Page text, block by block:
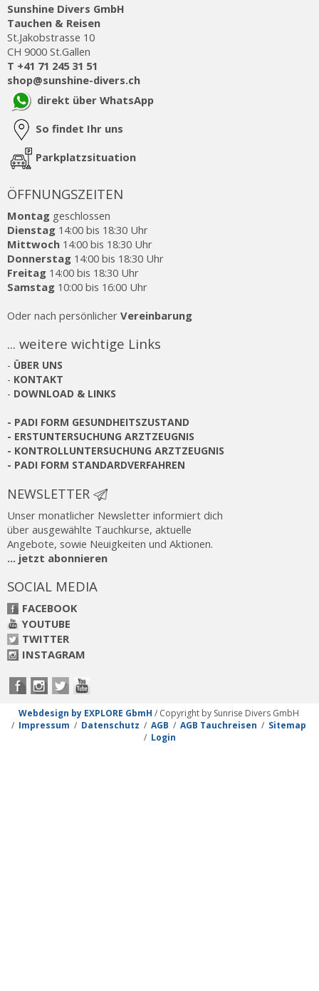
Sunshine Divers GmbH
Tauchen & Reisen
St.Jakobstrasse 10
CH 9000 St.Gallen
T +41 71 245 31 51
shop@sunshine-divers.ch
direkt über WhatsApp
So findet Ihr uns
Parkplatzsituation
ÖFFNUNGSZEITEN
Montag geschlossen
Dienstag 14:00 bis 18:30 Uhr
Mittwoch 14:00 bis 18:30 Uhr
Donnerstag 14:00 bis 18:30 Uhr
Freitag 14:00 bis 18:30 Uhr
Samstag 10:00 bis 16:00 Uhr
Oder nach persönlicher Vereinbarung
... weitere wichtige Links
- ÜBER UNS
- KONTAKT
- DOWNLOAD & LINKS
- PADI FORM GESUNDHEITSZUSTAND
- ERSTUNTERSUCHUNG ARZTZEUGNIS
- KONTROLLUNTERSUCHUNG ARZTZEUGNIS
- PADI FORM STANDARDVERFAHREN
NEWSLETTER
Unser monatlicher Newsletter informiert dich
über ausgewählte Tauchkurse, aktuelle
Angebote, sowie Neuigkeiten und Aktionen.
... jetzt abonnieren
SOCIAL MEDIA
FACEBOOK
YOUTUBE
TWITTER
INSTAGRAM
Webdesign by EXPLORE GbmH / Copyright by Sunrise Divers GmbH
/ Impressum / Datenschutz / AGB / AGB Tauchreisen / Sitemap
/ Login